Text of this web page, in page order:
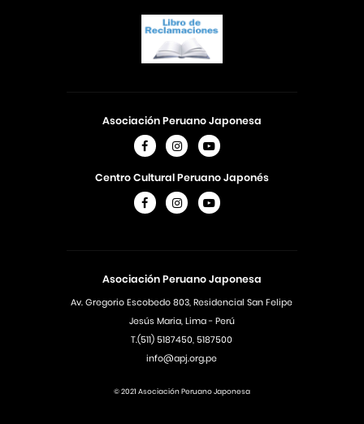
Asociación Peruano Japonesa
Av. Gregorio Escobedo 803, Residencial San Felipe
Jesús Maria, Lima - Perú
T.(511) 5187450, 5187500
info@apj.org.pe
Asociación Peruano Japonesa
Centro Cultural Peruano Japonés
© 2021 Asociación Peruano Japonesa